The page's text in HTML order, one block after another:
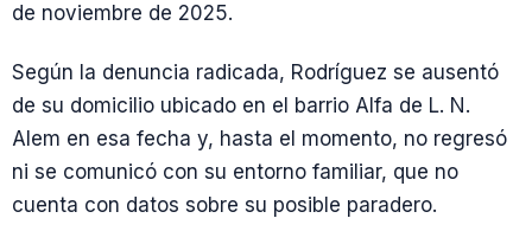
de noviembre de 2025.
Según la denuncia radicada, Rodríguez se ausentó
de su domicilio ubicado en el barrio Alfa de L. N.
Alem en esa fecha y, hasta el momento, no regresó
ni se comunicó con su entorno familiar, que no
cuenta con datos sobre su posible paradero.